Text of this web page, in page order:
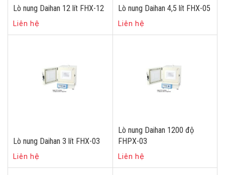
Lò nung Daihan 12 lít FHX-12
Liên hệ
Lò nung Daihan 4,5 lít FHX-05
Liên hệ
Lò nung Daihan 3 lít FHX-03
Liên hệ
Lò nung Daihan 1200 độ
FHPX-03
Liên hệ